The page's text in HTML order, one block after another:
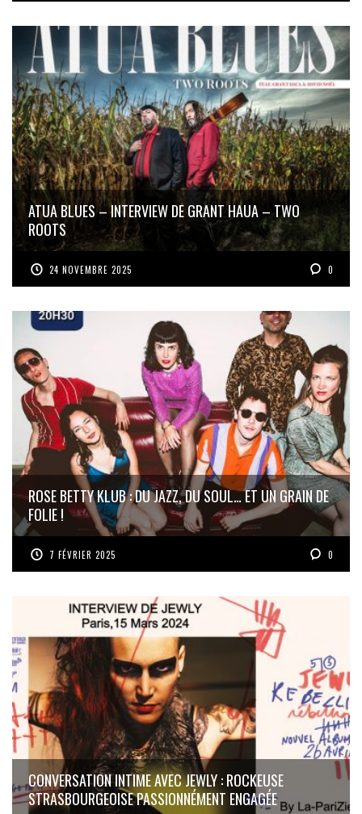
ATUA BLUES – INTERVIEW DE GRANT HAUA – TWO
ROOTS
24 NOVEMBRE 2025 0
ROSE BETTY KLUB : DU JAZZ, DU SOUL… ET UN GRAIN DE
FOLIE !
7 FÉVRIER 2025 0
CONVERSATION INTIME AVEC JEWLY : ROCKEUSE
STRASBOURGEOISE PASSIONNÉMENT ENGAGÉE